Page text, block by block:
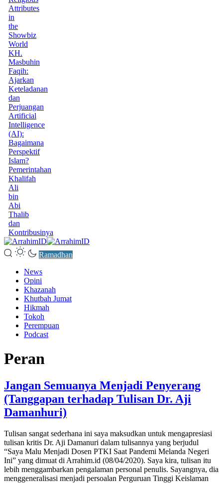
Attributes
in
the
Showbiz
World
KH.
Masbuhin
Faqih:
Ajarkan
Keteladanan
dan
Perjuangan
Artificial
Intelligence
(AI):
Bagaimana
Perspektif
Islam?
Pemerintahan
Khalifah
Ali
bin
Abi
Thalib
dan
Kontribusinya
Ramadhan
News
Opini
Khazanah
Khutbah Jumat
Hikmah
Tokoh
Perempuan
Podcast
Peran
Jangan Semuanya Menjadi Penyerang
(Tanggapan terhadap Tulisan Dr. Aji
Damanhuri)
Tulisan sangat sederhana ini saya maksudkan untuk mengapresiasi
tulisan kritis Dr. Aji Damanuri dalam tulisannya yang berjudul
“Saya Malu Menjadi Dosen PTKI Saat Pandemi Melanda Negeri
Ini” yang dimuat di Arrahim.id (08/04/2020). Saya kira, tulisan itu
lebih menggambarkan pengalaman personal penulis. Sayangnya, dia
menggeneralisasi menjadi persoalan Perguruan Tinggi Keislaman